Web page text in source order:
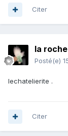
Citer
la
Posté(e)
lechatelierite .
Citer